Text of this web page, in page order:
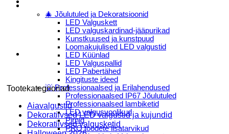
🎄 Jõulutuled ja Dekoratsioonid
LED Valguskett
LED valguskardinad-jääpurikad
Kunstkuused ja kunstpuud
Loomakujulised LED valgustid
LED Küünlad
LED Valguspallid
LED Pabertähed
Kingituste ideed
💡 Professionaalsed ja Erilahendused
Professionaalsed IP67 Jõulutuled
Professionaalsed lambiketid
LED valgusvoolikud
Pirnid
PRO toodete lisatarvikud
Tootekategooriad
Aiavalgustid
Dekoratiivsed LED valgustid ja kujundid
Dekoratiivsed valgusketid